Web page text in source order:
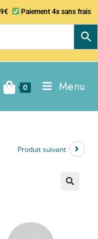
Paiement 4x sans frais
0 Menu
Produit suivant